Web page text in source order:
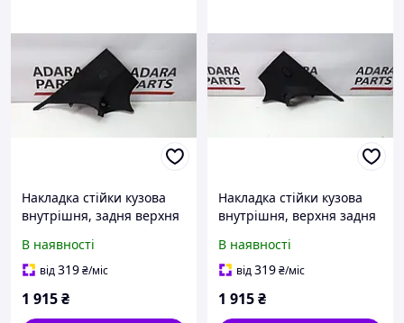
Накладка стійки кузова
внутрішня, задня верхня
C300 2015-2018 (W205)
(A20569027269F93)
В наявності
від319₴/міс
1 915₴
Накладка стійки кузова
внутрішня, верхня задня
2015-2018 (W205)
(A20569028269F93)
В наявності
від319₴/міс
1 915₴